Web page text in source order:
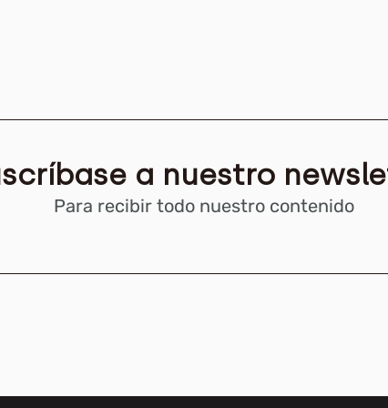
a nuestro
Para recibir todo nuestro contenido